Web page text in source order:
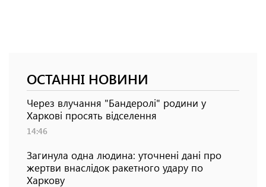
ОСТАННІ НОВИНИ
Через влучання "Бандеролі" родини у
Харкові просять відселення
14:46
Загинула одна людина: уточнені дані про
жертви внаслідок ракетного удару по
Харкову